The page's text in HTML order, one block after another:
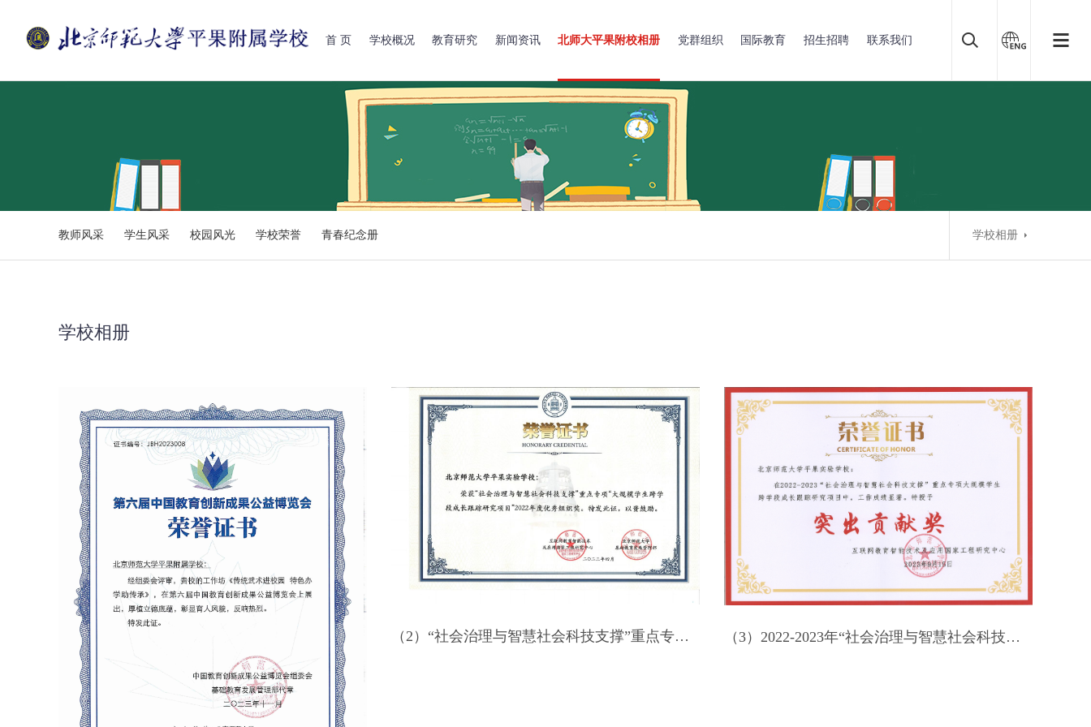
首 页 学校概况 教育研究 新闻资讯 北师大平果附校相册 党群组织 国际教育 招生招聘 联系我们
教师风采 学生风采 校园风光 学校荣誉 青春纪念册 学校相册
学校相册
（2）“社会治理与智慧社会科技支撑”重点专项“大规模学生跨学段成长跟踪研究项目”2022年度优秀组织奖 （3）2022-2023年“社会治理与智慧社会科技支撑”重点专项“大规模学生跨学段成长跟踪研究项目”突出贡献奖
（1）北京师范大学大中小学思想政治教育一体化建设实践基地
2022年教学科研工作先进集体-平果市人民政府-2022